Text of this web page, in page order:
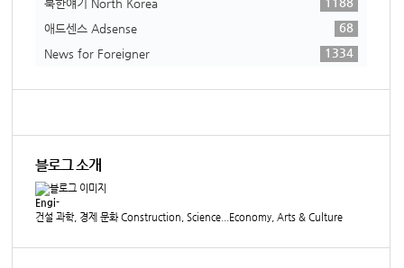
북한얘기 North Korea
애드센스 Adsense
68
News for Foreigner
1334
블로그 소개
Engi-
건설 과학, 경제 문화 Construction, Science...Economy, Arts & Culture